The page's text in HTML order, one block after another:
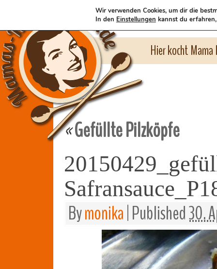
Hier kocht
«Gefüllte Pilzköpfe
Bymonika|Published30.
Wir verwenden Cookies, um dir die
In den Einstellungen kannst du